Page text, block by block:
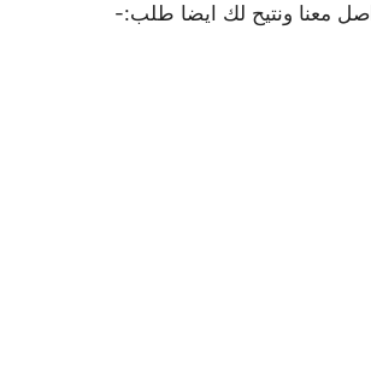
معنا ونتيح لك ايضا طلب:-